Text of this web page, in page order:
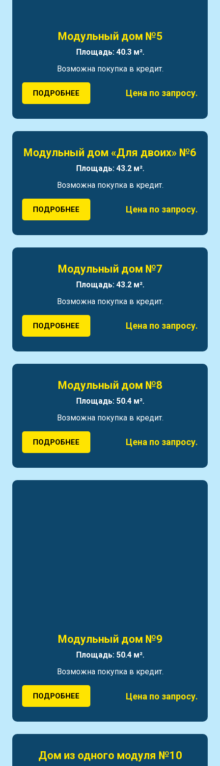
Модульный дом №5
Площадь: 40.3 м².
Возможна покупка в кредит.
ПОДРОБНЕЕ Цена по запросу.
Модульный дом «Для двоих» №6
Площадь: 43.2 м².
Возможна покупка в кредит.
ПОДРОБНЕЕ Цена по запросу.
Модульный дом №7
Площадь: 43.2 м².
Возможна покупка в кредит.
ПОДРОБНЕЕ Цена по запросу.
Модульный дом №8
Площадь: 50.4 м².
Возможна покупка в кредит.
ПОДРОБНЕЕ Цена по запросу.
Модульный дом №9
Площадь: 50.4 м².
Возможна покупка в кредит.
ПОДРОБНЕЕ Цена по запросу.
Дом из одного модуля №10